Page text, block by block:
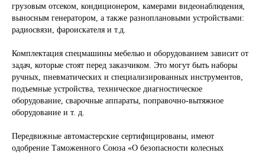
грузовым отсеком, кондиционером, камерами видеонаблюдения,
выносным генератором, а также разноплановыми устройствами:
радиосвязи, фароискателя и т.д.
Комплектация спецмашины мебелью и оборудованием зависит от
задач, которые стоят перед заказчиком. Это могут быть наборы
ручных, пневматических и специализированных инструментов,
подъемные устройства, техническое диагностическое
оборудование, сварочные аппараты, поправочно-вытяжное
оборудование и т. д.
Передвижные автомастерские сертифицированы, имеют
одобрение Таможенного Союза «О безопасности колесных